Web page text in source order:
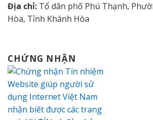
Địa chỉ: Tổ dân phố Phú Thạnh,
Hòa, Tỉnh Khánh Hòa
CHỨNG NHẬN